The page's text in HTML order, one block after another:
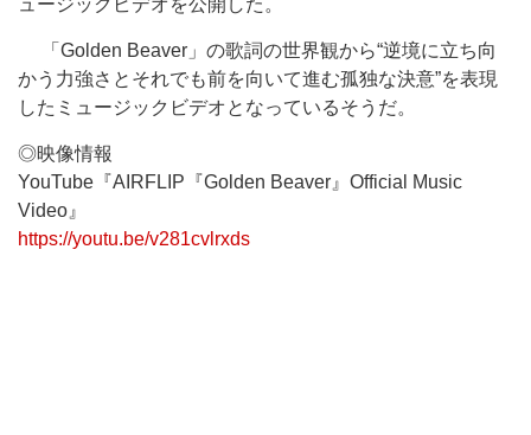
ュージックビデオを公開した。
「Golden Beaver」の歌詞の世界観から“逆境に立ち向
かう力強さとそれでも前を向いて進む孤独な決意”を表現
したミュージックビデオとなっているそうだ。
◎映像情報
YouTube『AIRFLIP『Golden Beaver』Official Music
Video』
https://youtu.be/v281cvlrxds